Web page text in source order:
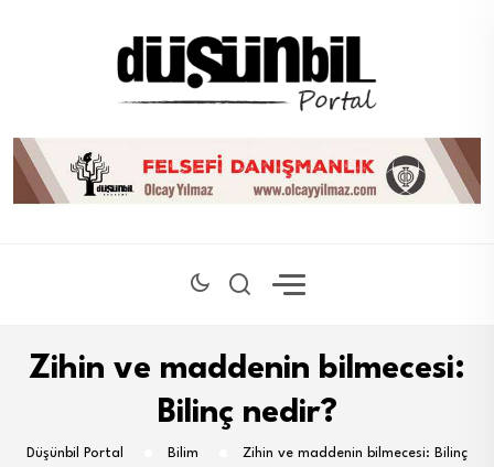
Zihin ve maddenin bilmecesi:
Bilinç nedir?
Düşünbil Portal Bilim
Zihin ve maddenin bilmecesi: Bilinç